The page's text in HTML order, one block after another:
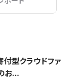
型クラウドファ
お...